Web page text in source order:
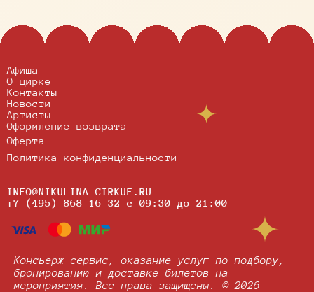
Афиша
О цирке
Контакты
Новости
Артисты
Оформление возврата
INFO@NIKULINA-CIRKUE.RU
+7 (495) 868-16-32
c 09:30 до 21:00
Оферта
Политика конфиденциальности
Консьерж сервис, оказание услуг по подбору,
бронированию и доставке билетов на
мероприятия. Все права защищены. © 2026